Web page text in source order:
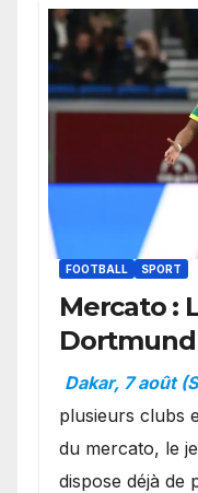
FOOTBALL SPORT
Mercato :
en
Ibrahim
Dakar, 7 août
plusieurs clubs
du mercato, le
dispose déjà de